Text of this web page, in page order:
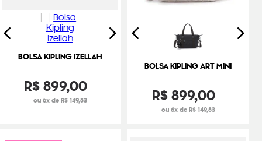
BOLSA KIPLING IZELLAH
R$899,00
ou 6x de R$ 149,83
BOLSA KIPLING ART MINI
R$899,00
ou 6x de R$ 149,83